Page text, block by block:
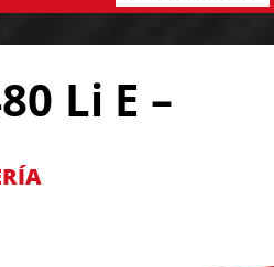
Li E –